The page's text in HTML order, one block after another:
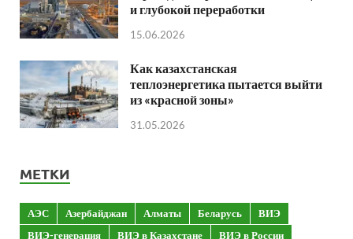
и глубокой переработки
15.06.2026
Как казахстанская
теплоэнергетика пытается выйти
из «красной зоны»
31.05.2026
МЕТКИ
АЭС Азербайджан Алматы Беларусь
ВИЭ
ВИЭ-генерация
ВИЭ в Казахстане
ВИЭ в России